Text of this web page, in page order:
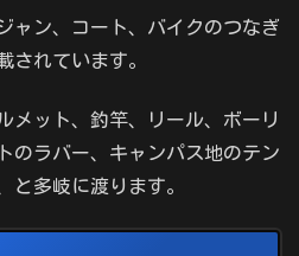
ャン、コート、バイクのつなぎ
されています。
メット、釣竿、リール、ボーリ
のラバー、キャンパス地のテン
と多岐に渡ります。